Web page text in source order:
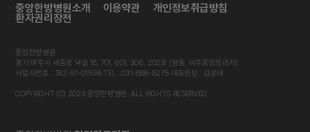
중앙한방병원소개 이용약관 개인정보취급방침
환자권리장전
중앙한방병원
경기 여주시 세종로 14길 18, 701, 601, 306, 202호 (창동, 여주중앙프라자)
사업자번호 : 782-91-01598 TEL : 031-886-8275 대표원장 : 김상태
COPYRIGHT (C) 2023 중앙한방병원. ALL RIGHTS RESERVED.